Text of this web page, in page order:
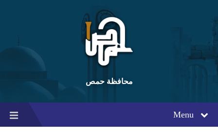
content
main
navigation
footer
محافظة حمص
Menu